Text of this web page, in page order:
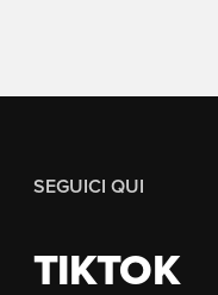
SEGUICI QUI
TIKTOK